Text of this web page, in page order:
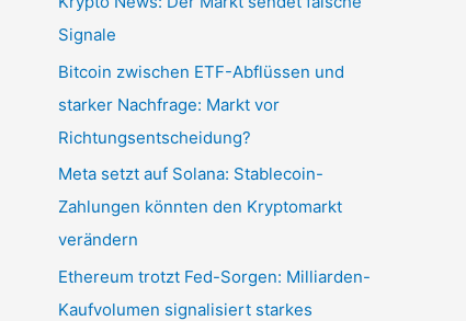
Signale
Bitcoin zwischen ETF-Abflüssen und
starker Nachfrage: Markt vor
Richtungsentscheidung?
Meta setzt auf Solana: Stablecoin-
Zahlungen könnten den Kryptomarkt
verändern
Ethereum trotzt Fed-Sorgen: Milliarden-
Kaufvolumen signalisiert starkes